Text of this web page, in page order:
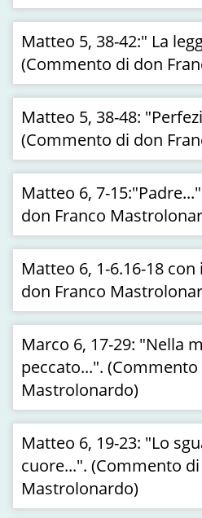
Matteo 5, 38-42:" La
(Commento di don
Matteo 5, 38-48:
(Commento di don
Matteo 6, 7-
don Franco
Matteo 6, 1-6.16-18
don Franco
Marco 6, 17-29: "Nella
peccato...".
Mastrolonardo)
Matteo 6, 19-23: "Lo
cuore...". (Commento
Mastrolonardo)